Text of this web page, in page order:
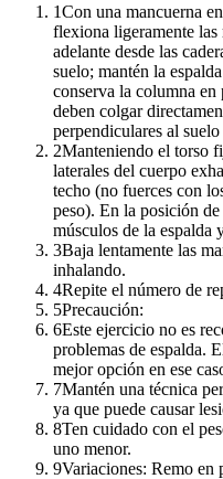
1Con una mancuerna
flexiona ligeramente
adelante desde las
suelo; mantén la
conserva la columna en
deben colgar
perpendiculares al
2Manteniendo el torso
laterales del cuerpo
techo (no fuerces con
peso). En la posición
músculos de la espalda
3Baja lentamente las
inhalando.
4Repite el número de
5Precaución:
6Este ejercicio no es
problemas de espalda.
mejor opción en ese
7Mantén una técnica
ya que puede causar
8Ten cuidado con el
uno menor.
9Variaciones: Remo en